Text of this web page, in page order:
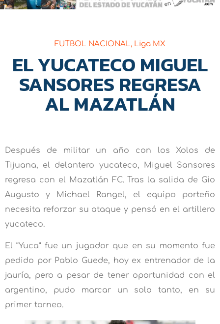
FUTBOL NACIONAL, Liga MX
EL YUCATECO MIGUEL
SANSORES REGRESA
AL MAZATLÁN
Después de militar un año con los Xolos de
Tijuana, el delantero yucateco, Miguel Sansores
regresa con el Mazatlán FC. Tras la salida de Gio
Augusto y Michael Rangel, el equipo porteño
necesita reforzar su ataque y pensó en el artillero
yucateco.
El “Yuca” fue un jugador que en su momento fue
pedido por Pablo Guede, hoy ex entrenador de la
jauría, pero a pesar de tener oportunidad con el
argentino, pudo marcar un solo tanto, en su
primer torneo.